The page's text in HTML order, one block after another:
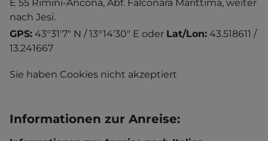
E 55 Rimini-Ancona, Abf. Falconara Marittima, weiter
nach Jesi.
GPS: 43°31'7" N / 13°14'30" E oder Lat/Lon: 43.518611 /
13.241667
Sie haben Cookies nicht akzeptiert
Informationen zur Anreise: